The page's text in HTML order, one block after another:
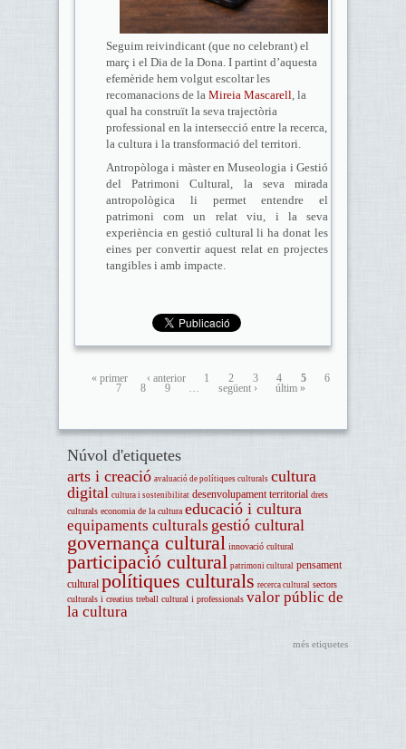
Seguim reivindicant (que no celebrant) el
març i el Dia de la Dona. I partint d’aquesta
efemèride hem volgut escoltar les
recomanacions de la Mireia Mascarell, la
qual ha construït la seva trajectòria
professional en la intersecció entre la recerca,
la cultura i la transformació del territori.
Antropòloga i màster en Museologia i Gestió
del Patrimoni Cultural, la seva mirada
antropològica li permet entendre el
patrimoni com un relat viu, i la seva
experiència en gestió cultural li ha donat les
eines per convertir aquest relat en projectes
tangibles i amb impacte.
« primer ‹ anterior 1 2 3 4 5
6
7
8 9 … següent › últim »
Núvol d'etiquetes
arts i creació avaluació de polítiques culturals cultura
digital cultura i sostenibilitat desenvolupament territorial drets
culturals economia de la cultura educació i cultura
equipaments culturals gestió cultural
governança cultural innovació cultural
participació cultural patrimoni cultural pensament
cultural polítiques culturals recerca cultural sectors
culturals i creatius treball cultural i professionals valor públic de
la cultura
més etiquetes